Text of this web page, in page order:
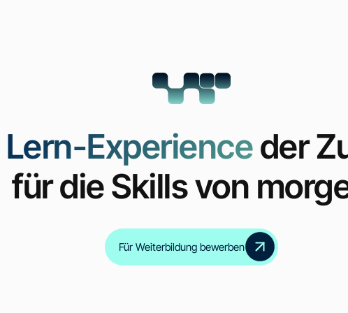
für alle Zwischenmodule
Lern-Experienceder
für die Skills von
Für Weiterbildung bewerben